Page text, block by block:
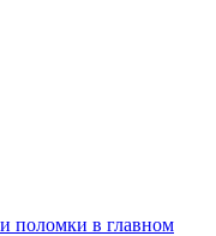
поломки в главном